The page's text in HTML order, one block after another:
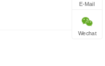
E-Mail
Wechat